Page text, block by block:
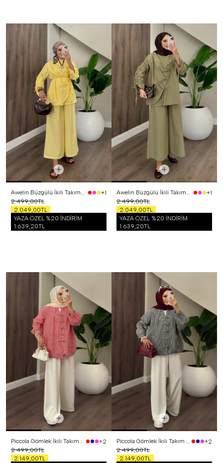
Awelin Büzgülü İkili Takım Sarı
+1
2.499,00TL
2.049,00TL
YAZA ÖZEL %20 İNDİRİM
1.639,20TL
Awelin Büzgülü İkili Takım Yeşil
+1
2.499,00TL
2.049,00TL
YAZA ÖZEL %20 İNDİRİM
1.639,20TL
Piccola Gömlek İkili Takım Kırmızı
+2
2.499,00TL
2.149,00TL
Piccola Gömlek İkili Takım Siyah
+2
2.499,00TL
2.149,00TL